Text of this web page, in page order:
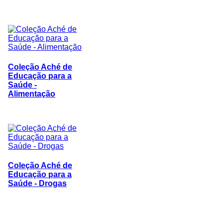
Coleção Aché de
Educação para a
Saúde -
Alimentação
Coleção Aché de
Educação para a
Saúde - Drogas